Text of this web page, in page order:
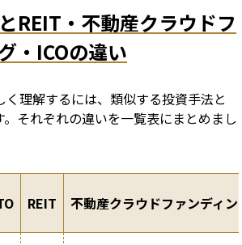
REIT・不動産クラウドフ
・ICOの違い
理解するには、類似する投資手法と
それぞれの違いを一覧表にまとめまし
REIT 不動産クラウドファンディン